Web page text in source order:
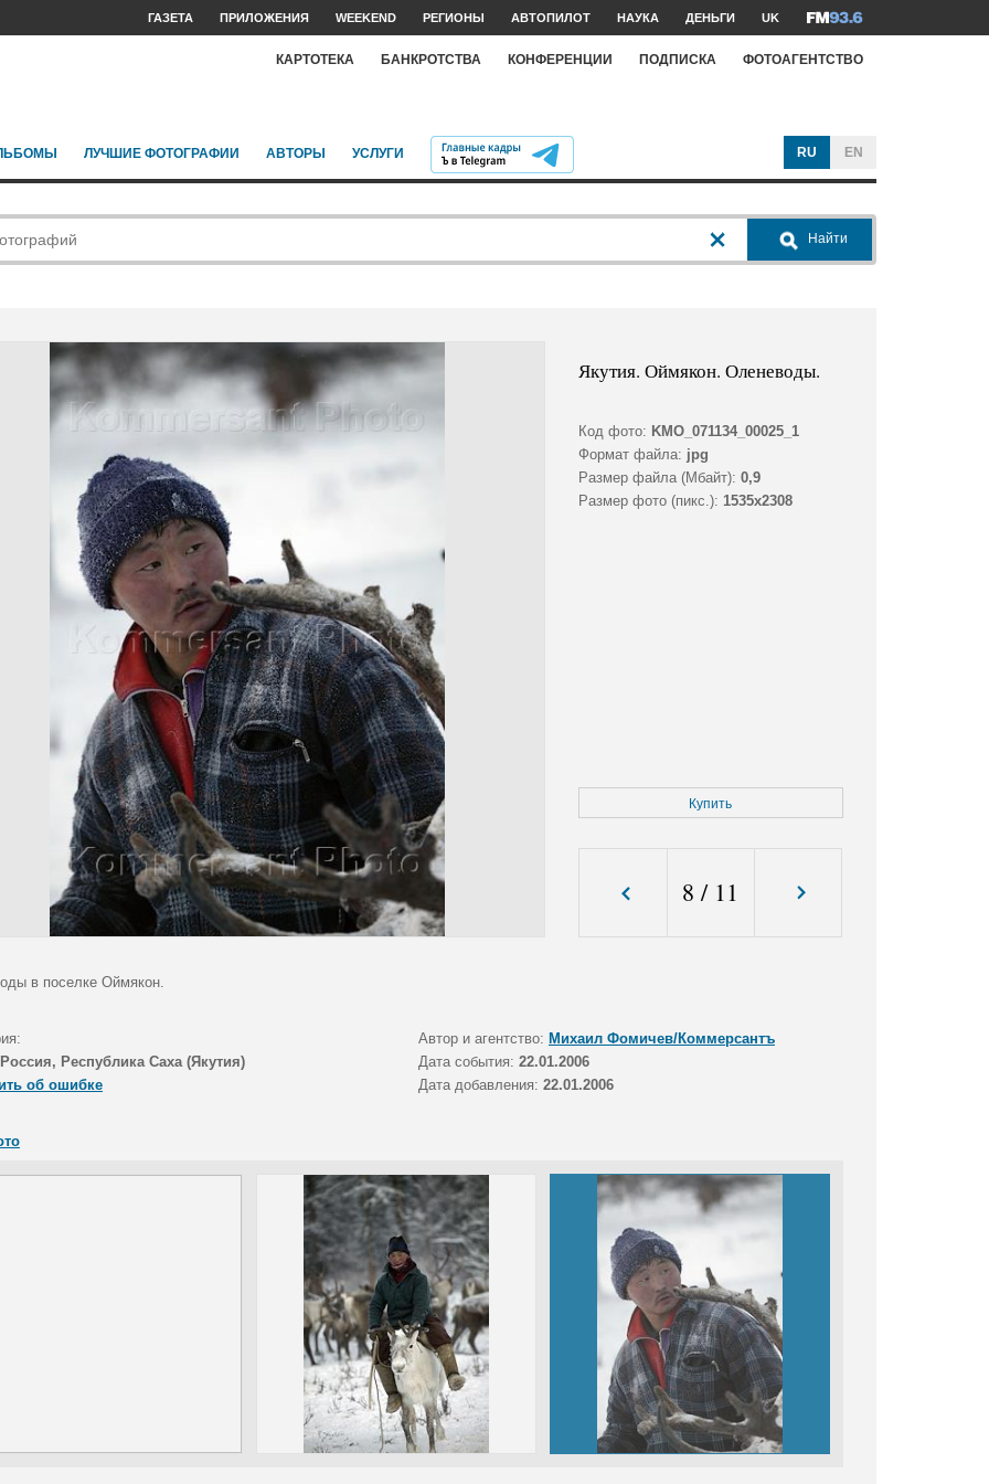
ГАЗЕТА ПРИЛОЖЕНИЯ WEEKEND РЕГИОНЫ АВТОПИЛОТ НАУКА ДЕНЬГИ UK
КАРТОТЕКА БАНКРОТСТВА КОНФЕРЕНЦИИ ПОДПИСКА ФОТОАГЕНТСТВО
ЛУЧШИЕ ФОТОГРАФИИ АВТОРЫ УСЛУГИ RU EN
Найти
Якутия. Оймякон. Оленеводы.
Код фото: KMO_071134_00025_1
Формат файла: jpg
Размер файла (Мбайт): 0,9
Размер фото (пикс.): 1535x2308
Купить
8 / 11
в поселке Оймякон.
Автор и агентство: Михаил Фомичев/Коммерсантъ
Россия, Республика Саха (Якутия) Дата события: 22.01.2006
об ошибке
Дата добавления: 22.01.2006